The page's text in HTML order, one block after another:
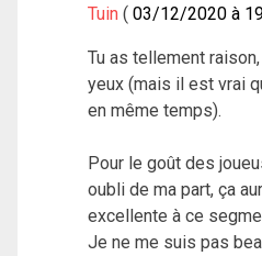
Tuin 03/12/2020 à
Tu as tellement
yeux (mais il est vrai
en même temps).
Pour le goût des
oubli de ma part, ça
excellente à ce
Je ne me suis pas